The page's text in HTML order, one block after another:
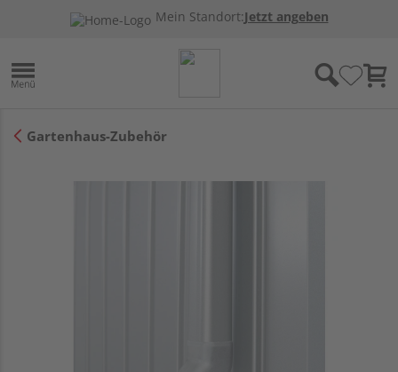
Mein Standort:Jetzt angeben
Gartenhaus-Zubehör